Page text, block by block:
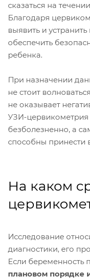
сказаться на
Благодаря
выявить и
обеспечить
ребенка.
При назначении
не стоит
не оказывает
УЗИ-
безболезненно, а
способны принести
На каком
Исследование
диагностики, его
Если беременность
плановом порядке